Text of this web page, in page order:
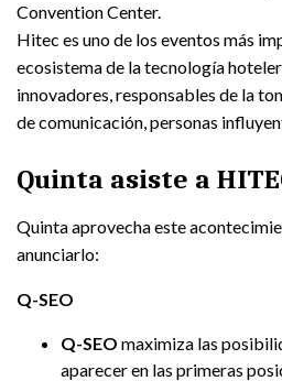
Convention Center.
Hitec es uno de los eventos más
ecosistema de la tecnología
innovadores, responsables de la
de comunicación, personas
Quinta asiste a
Quinta aprovecha este
anunciarlo:
Q-SEO
Q-SEO maximiza las
aparecer en las primeras